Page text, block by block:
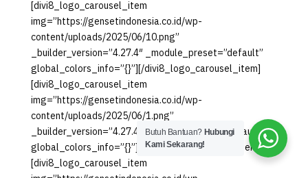
[divi8_logo_carousel_item
img=”https://gensetindonesia.co.id/wp-
content/uploads/2025/06/10.png”
_builder_version=”4.27.4″ _module_preset=”default”
global_colors_info=”{}”][/divi8_logo_carousel_item]
[divi8_logo_carousel_item
img=”https://gensetindonesia.co.id/wp-
content/uploads/2025/06/1.png”
_builder_version=”4.27.4″ _module_preset=”default”
global_colors_info=”{}”][/divi8_logo_carousel_item]
[divi8_logo_carousel_item
Butuh Bantuan? Hubungi
Kami Sekarang!